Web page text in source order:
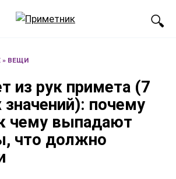
» ВЕЩИ
из рук примета (7
почему
чему выпадают
что должно